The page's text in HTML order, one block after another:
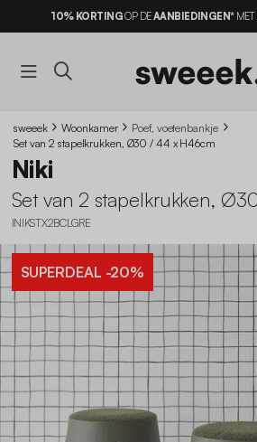
10% KORTINGOP DEAANBIEDINGEN*MET
sweeek Woonkamer
Poef, voetenbankje
Set van 2 stapelkrukken, Ø30 / 44 x H46cm
Niki
Set van 2 stapelkrukken,
INIKSTX2BCLGRE
SUPERDEAL -20%